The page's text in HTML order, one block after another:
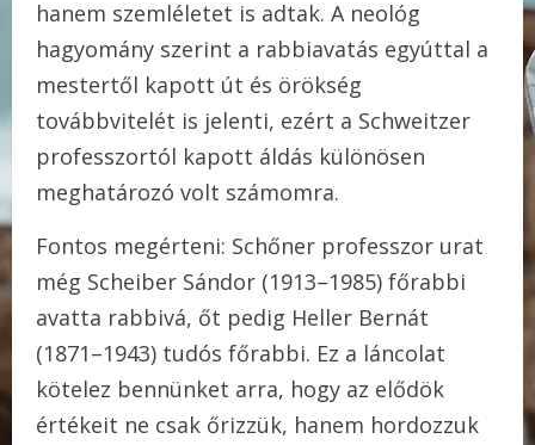
hanem szemléletet is adtak. A neológ
hagyomány szerint a rabbiavatás egyúttal a
mestertől kapott út és örökség
továbbvitelét is jelenti, ezért a Schweitzer
professzortól kapott áldás különösen
meghatározó volt számomra.
Fontos megérteni: Schőner professzor urat
még Scheiber Sándor (1913–1985) főrabbi
avatta rabbivá, őt pedig Heller Bernát
(1871–1943) tudós főrabbi. Ez a láncolat
kötelez bennünket arra, hogy az elődök
értékeit ne csak őrizzük, hanem hordozzuk